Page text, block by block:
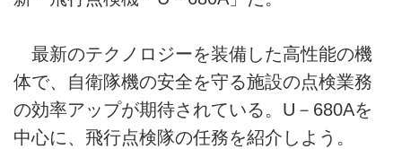
最新のテクノロジーを装備した高性能の機
体で、自衛隊機の安全を守る施設の点検業務
の効率アップが期待されている。U－680Aを
中心に、飛行点検隊の任務を紹介しよう。